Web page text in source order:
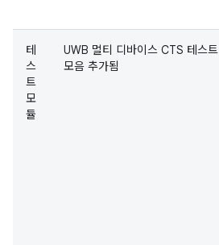
테
스
트
모
듈
UWB 멀티 디바이스 CTS 테스트
모음 추가됨